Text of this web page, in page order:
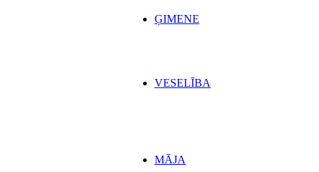
ĢIMENE
VESELĪBA
MĀJA